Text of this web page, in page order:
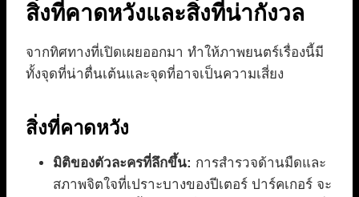
สิ่งที่คาดหวังและสิ่งที่น่ากังวล
จากทิศทางที่เปิดเผยออกมา ทำให้ภาพยนตร์เรื่องนี้มี
ทั้งจุดที่น่าตื่นเต้นและจุดที่อาจเป็นความเสี่ยง
สิ่งที่คาดหวัง
มิติของตัวละครที่ลึกขึ้น: การสำรวจด้านมืดและ
สภาพจิตใจที่เปราะบางของปีเตอร์ ปาร์คเกอร์ จะ